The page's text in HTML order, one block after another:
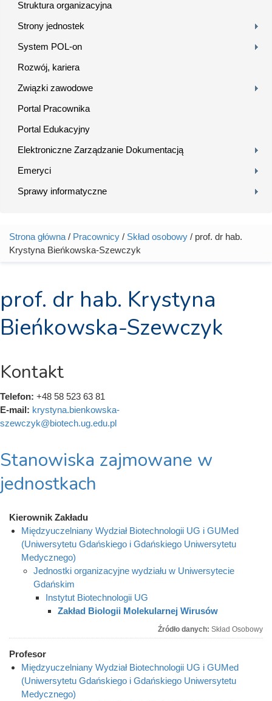
Struktura organizacyjna
Strony jednostek
System POL-on
Rozwój, kariera
Związki zawodowe
Portal Pracownika
Portal Edukacyjny
Elektroniczne Zarządzanie Dokumentacją
Emeryci
Sprawy informatyczne
Jesteś tutaj
Strona główna / Pracownicy / Skład osobowy / prof. dr hab.
Krystyna Bieńkowska-Szewczyk
prof. dr hab. Krystyna
Bieńkowska-Szewczyk
Kontakt
Telefon: +48 58 523 63 81
E-mail: krystyna.bienkowska-
szewczyk@biotech.ug.edu.pl
Stanowiska zajmowane w
jednostkach
Kierownik Zakładu
Międzyuczelniany Wydział Biotechnologii UG i GUMed
(Uniwersytetu Gdańskiego i Gdańskiego Uniwersytetu
Medycznego)
Jednostki organizacyjne wydziału w Uniwersytecie
Gdańskim
Instytut Biotechnologii UG
Zakład Biologii Molekularnej Wirusów
Źródło danych: Skład Osobowy
Profesor
Międzyuczelniany Wydział Biotechnologii UG i GUMed
(Uniwersytetu Gdańskiego i Gdańskiego Uniwersytetu
Medycznego)